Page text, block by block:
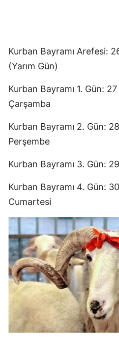
Kurban Bayramı Arefesi:
(Yarım Gün)
Kurban Bayramı 1. Gün:
Çarşamba
Kurban Bayramı 2. Gün:
Perşembe
Kurban Bayramı 3. Gün:
Kurban Bayramı 4. Gün:
Cumartesi